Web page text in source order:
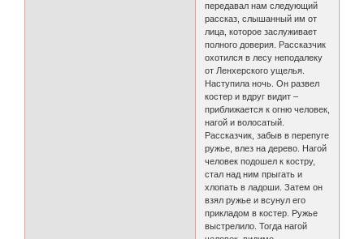
передавал нам следующий
рассказ, слышанный им от
лица, которое заслуживает
полного доверия. Рассказчик
охотился в лесу неподалеку
от Ленхерского ущелья.
Наступила ночь. Он развел
костер и вдруг видит –
приближается к огню человек,
нагой и волосатый.
Рассказчик, забыв в перепуге
ружье, влез на дерево. Нагой
человек подошел к костру,
стал над ним прыгать и
хлопать в ладоши. Затем он
взял ружье и всунул его
прикладом в костер. Ружье
выстрелило. Тогда нагой